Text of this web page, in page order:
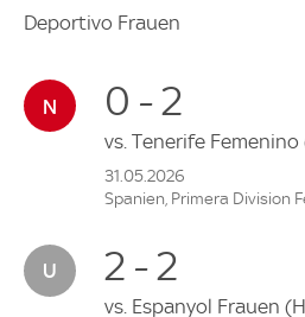
Deportivo Frauen
0 - 2
vs. Tenerife Femenino
31.05.2026
Spanien, Primera Division
2 - 2
vs. Espanyol Frauen